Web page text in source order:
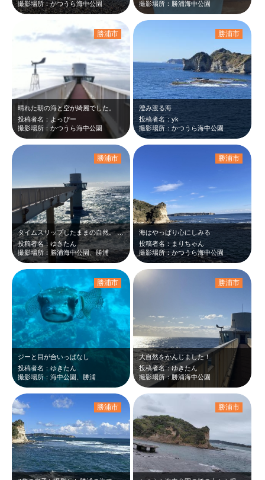
撮影場所：かつうら海中公園
撮影場所：勝浦海中公園
晴れた朝の海と空が綺麗でした。
投稿者名：よっぴー
撮影場所：かつうら海中公園
勝浦市
澄み渡る海
投稿者名：yk
撮影場所：かつうら海中公園
勝浦市
タイムスリップしたままの自然。 昔と変わらぬまま
投稿者名：ゆきたん
撮影場所：勝浦海中公園、勝浦
勝浦市
海はやっぱり心にしみる
投稿者名：まりちゃん
撮影場所：かつうら海中公園
勝浦市
ジーと目が合いっぱなし
投稿者名：ゆきたん
撮影場所：海中公園、勝浦
勝浦市
大自然をかんじました！
投稿者名：ゆきたん
撮影場所：勝浦海中公園
勝浦市
勝浦市 勝浦市